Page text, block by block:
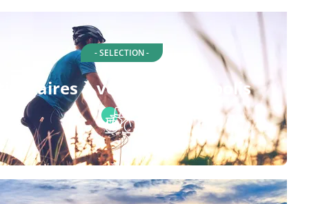
- SELECTION -
à vélo à Minneapolis